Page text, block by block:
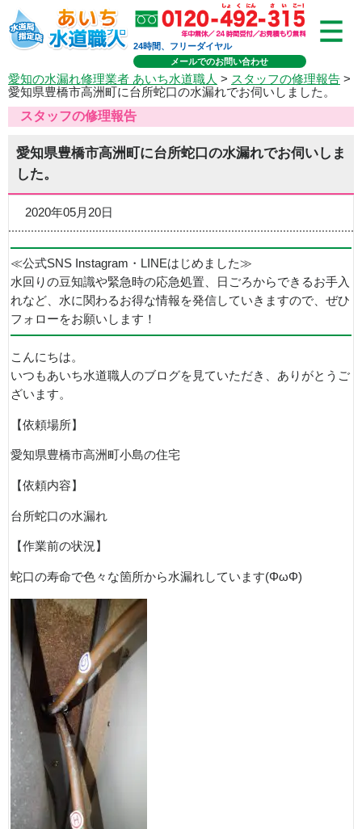
24時間、フリーダイヤル
メールでのお問い合わせ
愛知の水漏れ修理業者 あいち水道職人 > スタッフの修理報告 >
愛知県豊橋市高洲町に台所蛇口の水漏れでお伺いしました。
スタッフの修理報告
愛知県豊橋市高洲町に台所蛇口の水漏れでお伺いしま
した。
2020年05月20日
≪公式SNS Instagram・LINEはじめました≫
水回りの豆知識や緊急時の応急処置、日ごろからできるお手入
れなど、水に関わるお得な情報を発信していきますので、ぜひ
フォローをお願いします！
こんにちは。
いつもあいち水道職人のブログを見ていただき、ありがとうご
ざいます。
【依頼場所】
愛知県豊橋市高洲町小島の住宅
【依頼内容】
台所蛇口の水漏れ
【作業前の状況】
蛇口の寿命で色々な箇所から水漏れしています(ΦωΦ)